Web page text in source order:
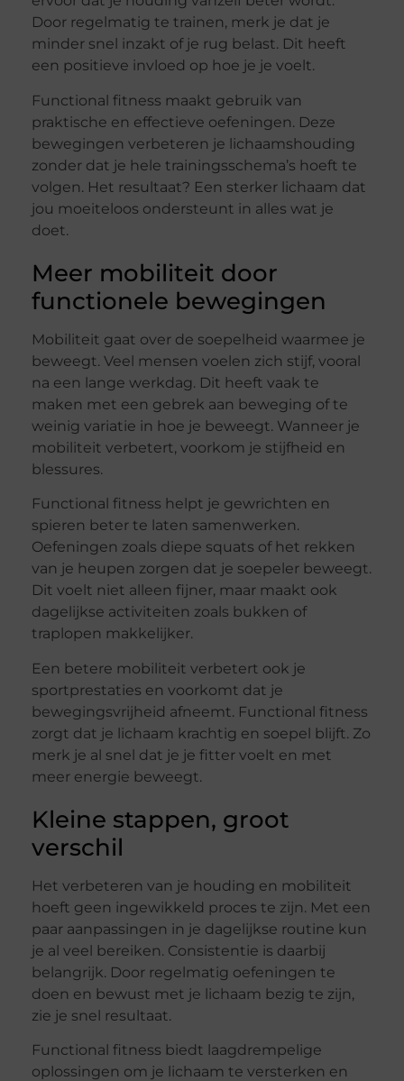
Door regelmatig te trainen, merk je dat je
minder snel inzakt of je rug belast. Dit heeft
een positieve invloed op hoe je je voelt.
Functional fitness maakt gebruik van
praktische en effectieve oefeningen. Deze
bewegingen verbeteren je lichaamshouding
zonder dat je hele trainingsschema’s hoeft te
volgen. Het resultaat? Een sterker lichaam dat
jou moeiteloos ondersteunt in alles wat je
doet.
Meer mobiliteit door
functionele bewegingen
Mobiliteit gaat over de soepelheid waarmee je
beweegt. Veel mensen voelen zich stijf, vooral
na een lange werkdag. Dit heeft vaak te
maken met een gebrek aan beweging of te
weinig variatie in hoe je beweegt. Wanneer je
mobiliteit verbetert, voorkom je stijfheid en
blessures.
Functional fitness helpt je gewrichten en
spieren beter te laten samenwerken.
Oefeningen zoals diepe squats of het rekken
van je heupen zorgen dat je soepeler beweegt.
Dit voelt niet alleen fijner, maar maakt ook
dagelijkse activiteiten zoals bukken of
traplopen makkelijker.
Een betere mobiliteit verbetert ook je
sportprestaties en voorkomt dat je
bewegingsvrijheid afneemt. Functional fitness
zorgt dat je lichaam krachtig en soepel blijft. Zo
merk je al snel dat je je fitter voelt en met
meer energie beweegt.
Kleine stappen, groot
verschil
Het verbeteren van je houding en mobiliteit
hoeft geen ingewikkeld proces te zijn. Met een
paar aanpassingen in je dagelijkse routine kun
je al veel bereiken. Consistentie is daarbij
belangrijk. Door regelmatig oefeningen te
doen en bewust met je lichaam bezig te zijn,
zie je snel resultaat.
Functional fitness biedt laagdrempelige
oplossingen om je lichaam te versterken en